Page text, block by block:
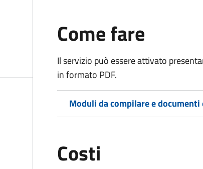
Come fare
Il servizio può essere attivato
in formato PDF.
Moduli da compilare e documenti
Costi